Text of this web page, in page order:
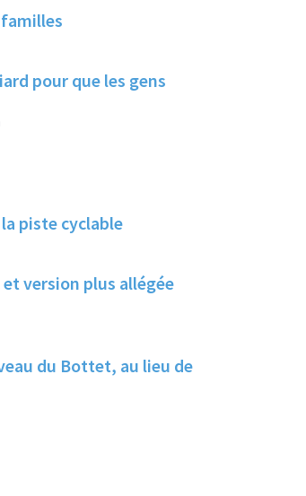
pour que les gens
piste cyclable
version plus allégée
du Bottet, au lieu de